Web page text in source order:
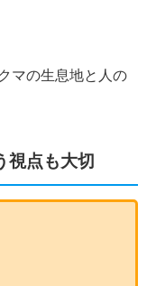
マの生息地と人の
視点も大切